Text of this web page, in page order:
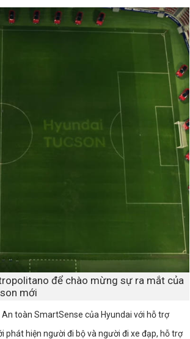
để chào mừng sự ra mắt của
mới
toàn SmartSense của Hyundai với hỗ trợ
hiện người đi bộ và người đi xe đạp, hỗ trợ